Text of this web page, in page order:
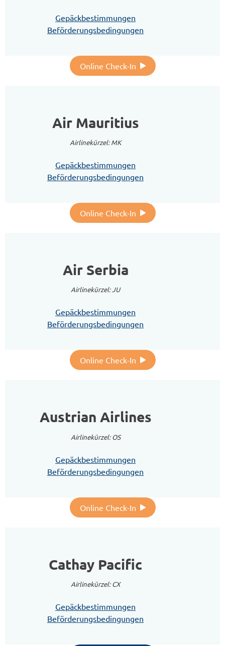
Gepäckbestimmungen
Beförderungsbedingungen
Online Check-In
Air Mauritius
Airlinekürzel: MK
Gepäckbestimmungen
Beförderungsbedingungen
Online Check-In
Air Serbia
Airlinekürzel: JU
Gepäckbestimmungen
Beförderungsbedingungen
Online Check-In
Austrian Airlines
Airlinekürzel: OS
Gepäckbestimmungen
Beförderungsbedingungen
Online Check-In
Cathay Pacific
Airlinekürzel: CX
Gepäckbestimmungen
Beförderungsbedingungen